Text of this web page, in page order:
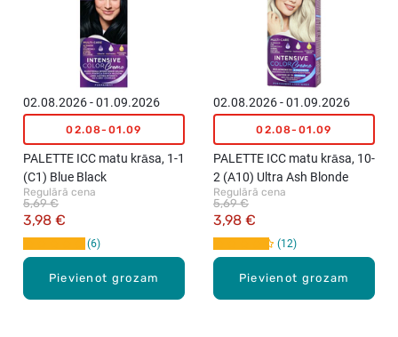
Pievienot grozam
02.08.2026 - 01.09.2026
02.08-01.09
PALETTE ICC matu krāsa, 1-1
(C1) Blue Black
Regulārā cena
3,98 €
5,69 €
6
Pievienot grozam
02.08.2026 - 01.09.2026
02.08-01.09
PALETTE ICC matu krāsa, 10-
2 (A10) Ultra Ash Blonde
Regulārā cena
3,98 €
5,69 €
12